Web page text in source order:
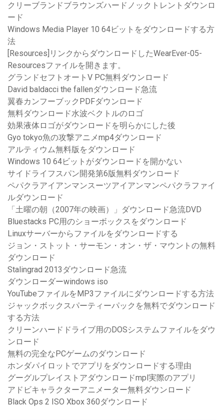
クリーブランドブラウンズハードノックトレントダウンロ
ード
Windows Media Player 10 64ビットをダウンロードする方
法
[Resources]リンクからダウンロードしたWearEver-05-
Resourcesファイルを開きます。
グランドセフトオートV PC無料ダウンロード
David baldacci the fallenダウンロード急流
翼春カンフーブックPDFダウンロード
無料ダウンロード水波ベクトルのロゴ
効果液体ロゴがダウンロードを明らかにした後
Gyo tokyo魚の攻撃アニメmp4ダウンロード
アルティウム無料版をダウンロード
Windows 10 64ビットがダウンロードを開かない
サイドライフスパン開発第6版無料ダウンロード
ペパクラアイアンマンスーツアイアンマンペパクラファイ
ルダウンロード
「土曜の朝（2007年の映画）」ダウンロード急流DVD
Bluestacks PC用のショーボックスをダウンロード
Linuxサーバーからファイルをダウンロードする
ジョン・ストット・サーモン・オン・ザ・マウントの無料
ダウンロード
Stalingrad 2013ダウンロード急流
ダウンローダーwindows iso
YouTubeファイルをMP3ファイルにダウンロードする方法
ジャックボックスパーティーパックを無料でダウンロード
する方法
クリーンハードドライブ用のDOSシステムファイルをダウ
ンロード
無料の完全なPCゲームのダウンロード
ホンダパイロットでアプリをダウンロードする理由
グーグルプレイストアダウンロードmpl実際のアプリ
アドビキャラクターアニメーター無料ダウンロード
Black Ops 2 ISO Xbox 360ダウンロード